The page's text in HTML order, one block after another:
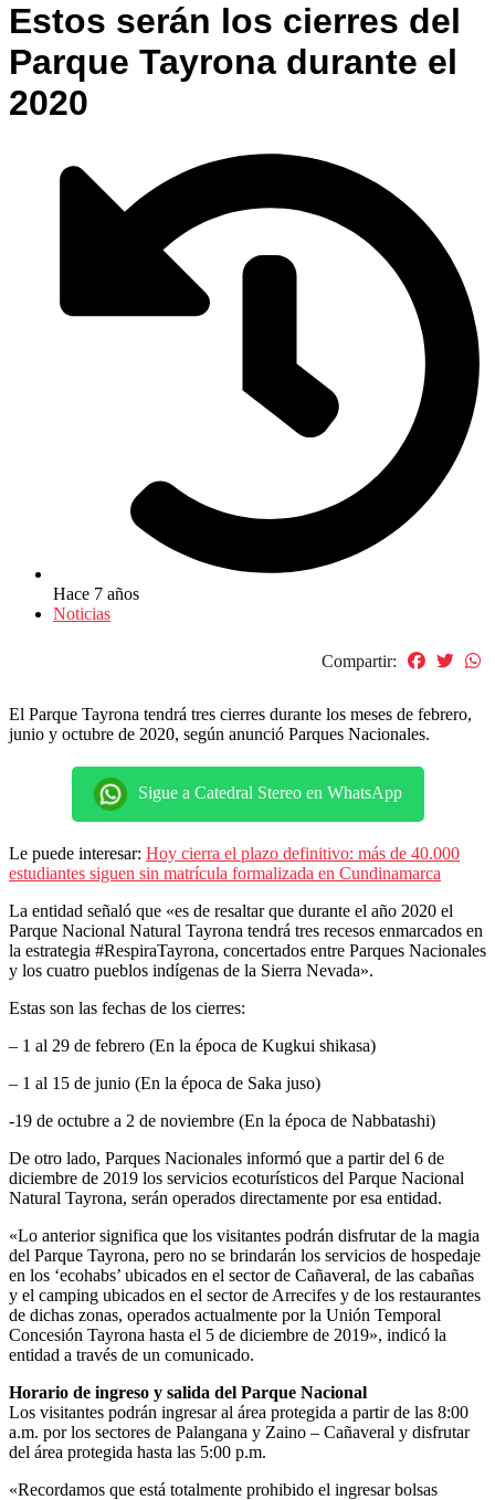
Estos serán los cierres del
Parque Tayrona durante el
2020
Hace 7 años
Noticias
Compartir:
El Parque Tayrona tendrá tres cierres durante los meses de febrero,
junio y octubre de 2020, según anunció Parques Nacionales.
Sigue a Catedral Stereo en WhatsApp
Le puede interesar: Hoy cierra el plazo definitivo: más de 40.000
estudiantes siguen sin matrícula formalizada en Cundinamarca
La entidad señaló que «es de resaltar que durante el año 2020 el
Parque Nacional Natural Tayrona tendrá tres recesos enmarcados en
la estrategia #RespiraTayrona, concertados entre Parques Nacionales
y los cuatro pueblos indígenas de la Sierra Nevada».
Estas son las fechas de los cierres:
– 1 al 29 de febrero (En la época de Kugkui shikasa)
– 1 al 15 de junio (En la época de Saka juso)
-19 de octubre a 2 de noviembre (En la época de Nabbatashi)
De otro lado, Parques Nacionales informó que a partir del 6 de
diciembre de 2019 los servicios ecoturísticos del Parque Nacional
Natural Tayrona, serán operados directamente por esa entidad.
«Lo anterior significa que los visitantes podrán disfrutar de la magia
del Parque Tayrona, pero no se brindarán los servicios de hospedaje
en los ‘ecohabs’ ubicados en el sector de Cañaveral, de las cabañas
y el camping ubicados en el sector de Arrecifes y de los restaurantes
de dichas zonas, operados actualmente por la Unión Temporal
Concesión Tayrona hasta el 5 de diciembre de 2019», indicó la
entidad a través de un comunicado.
Horario de ingreso y salida del Parque Nacional
Los visitantes podrán ingresar al área protegida a partir de las 8:00
a.m. por los sectores de Palangana y Zaino – Cañaveral y disfrutar
del área protegida hasta las 5:00 p.m.
«Recordamos que está totalmente prohibido el ingresar bolsas